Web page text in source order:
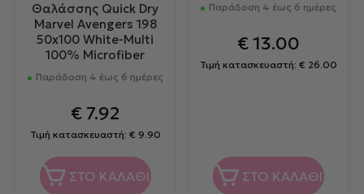
Θαλάσσης Quick Dry
Marvel Avengers 198
50x100 White-Multi
100% Microfiber
Παράδοση 4 έως 6 ημέρες
€ 7.92
Τιμή κατασκευαστή: € 9.90
ΣΤΟ ΚΑΛΑΘΙ
Παράδοση 4 έως 6 ημέρες
€13.00
Τιμή κατασκευαστή:€ 26.00
ΣΤΟ ΚΑΛΑΘΙ